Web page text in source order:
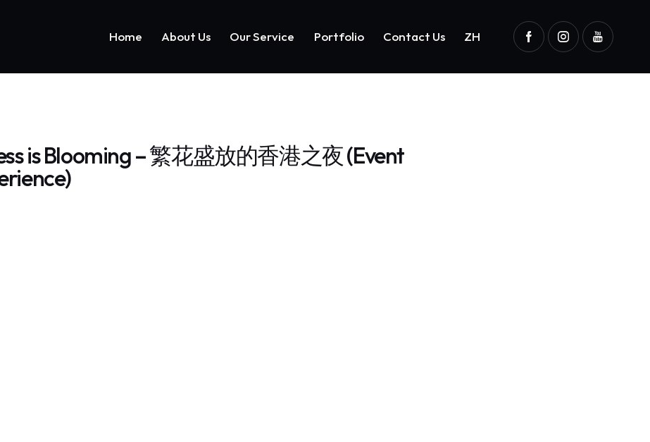
Home About Us Our Service Portfolio Contact Us ZH
is Blooming – 繁花盛放的香港之夜 (Event